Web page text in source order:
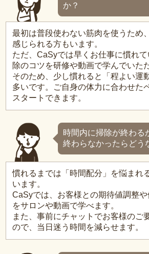
か？
最初は普段使わない筋肉を使うため
感じられる方もいます。
ただ、CaSyでは早くお仕事に慣れ
除のコツを研修や動画で学んでいた
そのため、少し慣れると「程よい運
多いです。ご自身の体力に合わせた
スタートできます。
時間内に掃除が終わる
終わらなかったらどう
慣れるまでは「時間配分」を悩まれ
います。
CaSyでは、お客様との期待値調整
をサロンや動画で学べます。
また、事前にチャットでお客様のご
ので、当日迷う時間を減らせます。